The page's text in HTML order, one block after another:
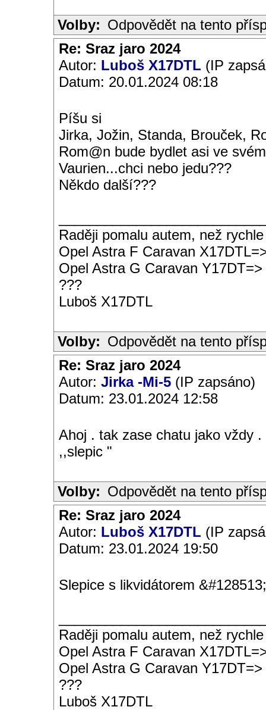
Volby: Odpovědět na tento
Re: Sraz jaro 2024
Autor: Luboš X17DTL (IP
Datum: 20.01.2024 08:18
Píšu si
Jirka, Jožin, Standa, Brouček,
Rom@n bude bydlet asi ve svém
Vaurien...chci nebo jedu???
Někdo další???
Raději pomalu autem, než
Opel Astra F Caravan
Opel Astra G Caravan Y17DT=>
???
Luboš X17DTL
Volby: Odpovědět na tento
Re: Sraz jaro 2024
Autor: Jirka -Mi-5 (IP zapsáno)
Datum: 23.01.2024 12:58
Ahoj . tak zase chatu jako vždy
,,slepic "
Volby: Odpovědět na tento
Re: Sraz jaro 2024
Autor: Luboš X17DTL (IP
Datum: 23.01.2024 19:50
Slepice s likvidátorem &#128513;
Raději pomalu autem, než
Opel Astra F Caravan
Opel Astra G Caravan Y17DT=>
???
Luboš X17DTL